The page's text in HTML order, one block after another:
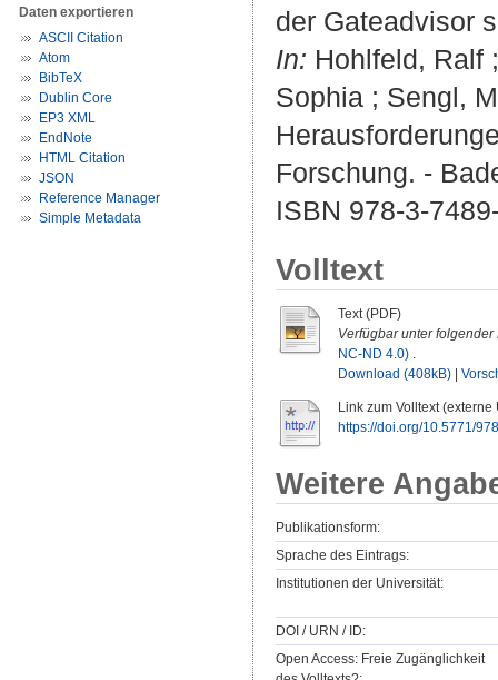
Daten exportieren
ASCII Citation
Atom
BibTeX
Dublin Core
EP3 XML
EndNote
HTML Citation
JSON
Reference Manager
Simple Metadata
der Gateadvisor
In: Hohlfeld, Ralf
Sophia ; Sengl,
Forschung. -
ISBN 978-3-
Volltext
Text (PDF)
Verfügbar unter folgender
NC-ND 4.0) .
Download (408kB)
Link zum Volltext (externe
https://doi.org/10.5771/
Weitere
Publikationsform:
Sprache des Eintrags:
Institutionen der Universität:
DOI / URN / ID:
Open Access: Freie Zugänglichkeit